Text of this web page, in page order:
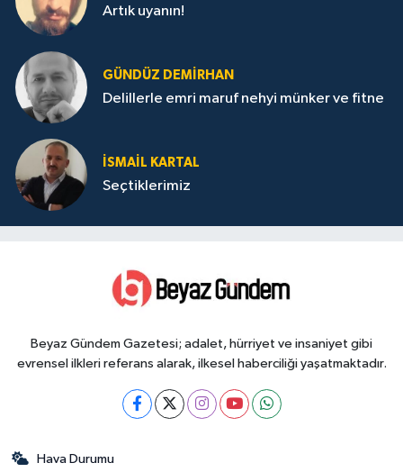
Artık uyanın!
GÜNDÜZ DEMIRHAN
Delillerle emri maruf nehyi münker ve fitne
İSMAIL KARTAL
Seçtiklerimiz
Beyaz Gündem Gazetesi; adalet, hürriyet ve insaniyet gibi
evrensel ilkleri referans alarak, ilkesel haberciliği yaşatmaktadır.
Hava Durumu